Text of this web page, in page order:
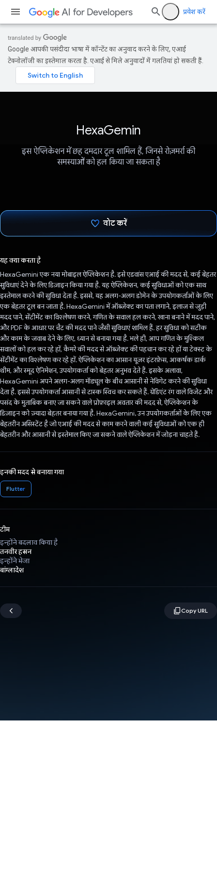
प्रवेश करें
Google आपकी पसंदीदा भाषा में कॉन्टेंट का अनुवाद करने के लिए, एआई
टेक्नोलॉजी का इस्तेमाल करता है. एआई से मिले अनुवादों में गलतियां हो सकती हैं.
HexaGemin
इस ऐप्लिकेशन में छह दमदार टूल शामिल हैं, जिनसे रोज़मर्रा की
समस्याओं को हल किया जा सकता है
वोट करें
यह क्या करता है
HexaGemini एक नया मोबाइल ऐप्लिकेशन है. इसे एडवांस एआई की मदद से, कई बेहतर
सुविधाएं देने के लिए डिज़ाइन किया गया है. यह ऐप्लिकेशन, कई सुविधाओं को एक साथ
इस्तेमाल करने की सुविधा देता है. इससे, यह अलग-अलग डोमेन के उपयोगकर्ताओं के लिए
एक बेहतर टूल बन जाता है. HexaGemini में ऑब्जेक्ट का पता लगाने, इलाज से जुड़ी
मदद पाने, सेंटीमेंट का विश्लेषण करने, गणित के सवाल हल करने, खाना बनाने में मदद पाने,
और PDF के आधार पर चैट की मदद पाने जैसी सुविधाएं शामिल हैं. हर सुविधा को सटीक
और काम के जवाब देने के लिए, ध्यान से बनाया गया है. भले ही, आप गणित के मुश्किल
सवालों को हल कर रहे हों, कैमरे की मदद से ऑब्जेक्ट की पहचान कर रहे हों या टेक्स्ट के
सेंटीमेंट का विश्लेषण कर रहे हों. ऐप्लिकेशन का आसान यूज़र इंटरफ़ेस, आकर्षक डार्क
थीम, और स्मूद ऐनिमेशन, उपयोगकर्ता को बेहतर अनुभव देते हैं. इसके अलावा,
HexaGemini अपने अलग-अलग मॉड्यूल के बीच आसानी से नेविगेट करने की सुविधा
देता है. इससे उपयोगकर्ता आसानी से टास्क स्विच कर सकते हैं. ग्रेडिएंट रंग वाले विजेट और
पसंद के मुताबिक बनाए जा सकने वाले प्रोफ़ाइल अवतार की मदद से, ऐप्लिकेशन के
डिज़ाइन को ज़्यादा बेहतर बनाया गया है. HexaGemini, उन उपयोगकर्ताओं के लिए एक
बेहतरीन असिस्टेंट है जो एआई की मदद से काम करने वाली कई सुविधाओं को एक ही
बेहतरीन और आसानी से इस्तेमाल किए जा सकने वाले ऐप्लिकेशन में जोड़ना चाहते हैं.
इनकी मदद से बनाया गया
Flutter
टीम
इन्होंने बदलाव किया है
तनवीर हसन
इन्होंने भेजा
बांग्लादेश